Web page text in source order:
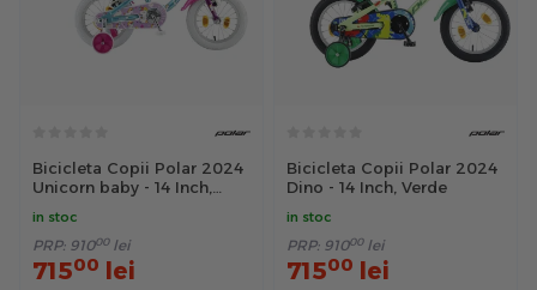
Bicicleta Copii Polar 2024
Unicorn baby - 14 Inch,
in stoc
PRP: 91000 lei
71500 lei
Bicicleta Copii Polar 2024
Dino - 14 Inch, Verde
in stoc
PRP: 91000 lei
71500 lei